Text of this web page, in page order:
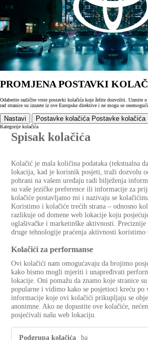
PROMJENA POSTAVKI
Odaberite različite vrste postavki kolačića koje želite dozvoliti. Uzmite u
rad stranice su izuzete iz ove Europske direktive i ne mogu se
Nastavi Postavke kolačića Postavke kolačića
Kategorije kolačića
Spisak kolačića
Kolačić je mala količina podataka (tekstualna
lokacija, kad je korisnik posjeti, traži dozvolu
pohrani na vašem uređaju radi bilježenja
su vaše jezičke preference ili informacije za
kolačiće postavljamo mi i nazivaju se
Koristimo i kolačiće trećih strana – odnosno
razlikuje od domene web lokacije koju
oglašivačke i marketinške aktivnosti.
druge tehnologije praćenja aktivnosti koristimo
Kolačići za performanse
Ovi kolačići nam omogućavaju da brojimo
kako bismo mogli mjeriti i unapređivati
lokacije. Oni pomažu da znamo koje stranice
popularne i vidimo kako se posjetioci kreću po
informacije koje ovi kolačići prikupljaju se
anonimne. Ako ne dopustite ove kolačiće,
posjećivali našu web lokaciju.
Kolačići
ba